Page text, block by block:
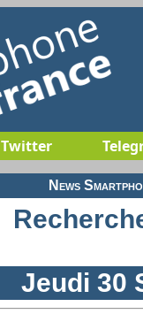
Twitter
News
Jeudi 30